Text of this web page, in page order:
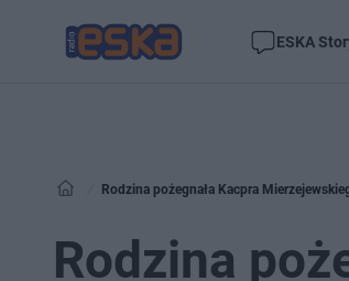
ESKA
Rodzina pożegnała Kacpra
Rodzina